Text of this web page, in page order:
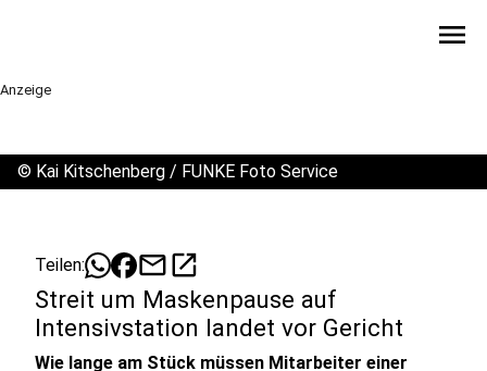
menu
Anzeige
© Kai Kitschenberg / FUNKE Foto Service
Teilen: mailopen_in_new
Streit um Maskenpause auf
Intensivstation landet vor Gericht
Wie lange am Stück müssen Mitarbeiter einer